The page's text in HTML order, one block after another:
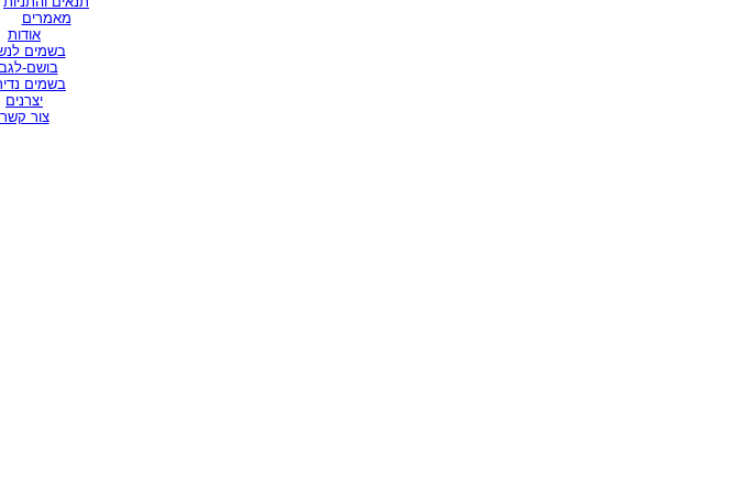
מאמרים
אודות
בשמים
בושם-
בשמים
יצרנים
צור קשר